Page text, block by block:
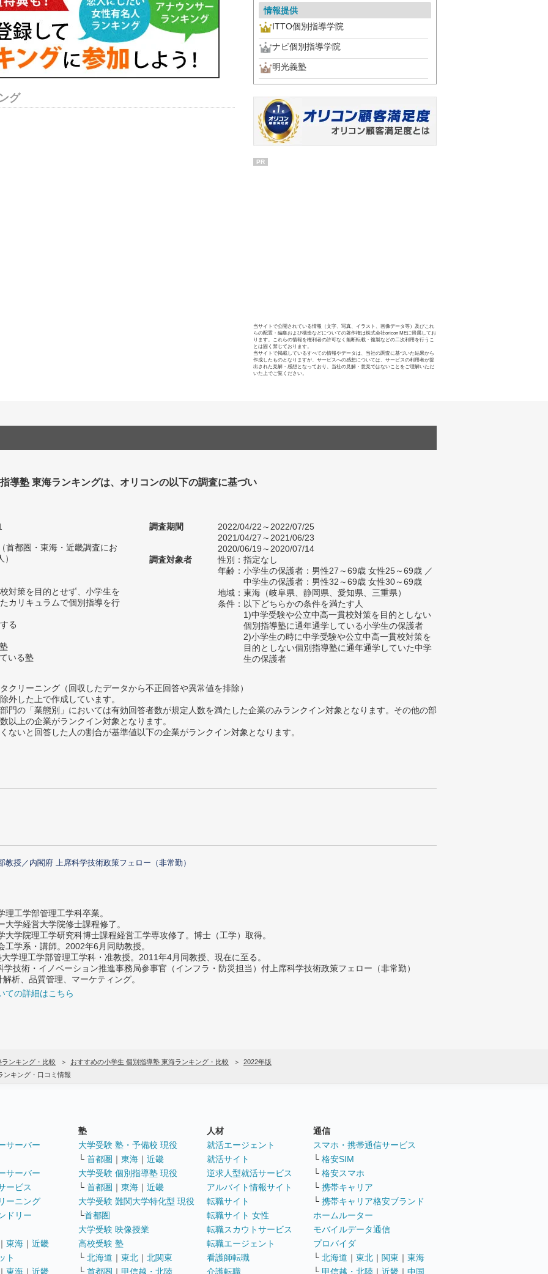
グ
情報提供
ITTO個別指導学院
ナビ個別指導学院
明光義塾
PR
当サイトで公開されている情報（文字、写真、イラスト、画像データ等）及びこれ
らの配置・編集および構造などについての著作権は株式会社oricon MEに帰属してお
ります。これらの情報を権利者の許可なく無断転載・複製などの二次利用を行うこ
とは固く禁じております。
当サイトで掲載しているすべての情報やデータは、当社の調査に基づいた結果から
作成したものとなりますが、サービスへの感想については、サービスの利用者が提
出された見解・感想となっており、当社の見解・意見ではないことをご理解いただ
いた上でご覧ください。
導塾 東海ランキングは、オリコンの以下の調査に基づい
首都圏・東海・近畿調査にお
対策を目的とせず、小学生を
カリキュラムで個別指導を行
る
いる塾
調査期間
2022/04/22～2022/07/25
2021/04/27～2021/06/23
2020/06/19～2020/07/14
調査対象者
性別：指定なし
年齢：小学生の保護者：男性27～69歳 女性25～69歳 ／
中学生の保護者：男性32～69歳 女性30～69歳
地域：東海（岐阜県、静岡県、愛知県、三重県）
条件：以下どちらかの条件を満たす人
1)中学受験や公立中高一貫校対策を目的としない
個別指導塾に通年通学している小学生の保護者
2)小学生の時に中学受験や公立中高一貫校対策を
目的としない個別指導塾に通年通学していた中学
生の保護者
リーニング（回収したデータから不正回答や異常値を排除）
した上で作成しています。
門の「業態別」においては有効回答者数が規定人数を満たした企業のみランクイン対象となります。その他の部
以上の企業がランクイン対象となります。
いと回答した人の割合が基準値以下の企業がランクイン対象となります。
教授／内閣府 上席科学技術政策フェロー（非常勤）
工学部管理工学科卒業。
学経営大学院修士課程修了。
大学院理工学研究科博士課程経営工学専攻修了。博士（工学）取得。
工学系・講師。2002年6月同助教授。
学理工学部管理工学科・准教授。2011年4月同教授、現在に至る。
技術・イノベーション推進事務局参事官（インフラ・防災担当）付上席科学技術政策フェロー（非常勤）
析、品質管理、マーケティング。
の詳細はこちら
ンキング・比較 おすすめの小学生 個別指導塾 東海ランキング・比較
2022年版
ンキング・口コミ情報
サーバー
サーバー
ービス
ーニング
ドリー
東海 ｜ 近畿
ト
東海 ｜ 近畿
塾
大学受験 塾・予備校 現役
└ 首都圏 ｜ 東海 ｜ 近畿
大学受験 個別指導塾 現役
└ 首都圏 ｜ 東海 ｜ 近畿
大学受験 難関大学特化型 現役
└首都圏
大学受験 映像授業
高校受験 塾
└ 北海道 ｜ 東北 ｜ 北関東
└ 首都圏 ｜ 甲信越・北陸
人材
就活エージェント
就活サイト
逆求人型就活サービス
アルバイト情報サイト
転職サイト
転職サイト 女性
転職スカウトサービス
転職エージェント
看護師転職
介護転職
通信
スマホ・携帯通信サービス
└ 格安SIM
└ 格安スマホ
└ 携帯キャリア
└ 携帯キャリア格安ブランド
ホームルーター
モバイルデータ通信
プロバイダ
└ 北海道 ｜ 東北 ｜ 関東 ｜ 東海
└ 甲信越・北陸 ｜ 近畿 ｜ 中国